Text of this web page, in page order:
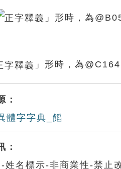
」形時，為
」形時，為
：
體字字典_饀
：
姓名標示-非商業性-禁止